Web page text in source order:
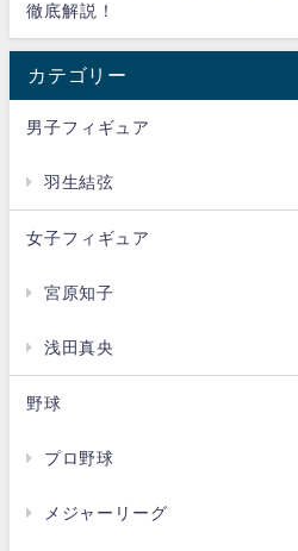
徹底解説！
カテゴリー
男子フィギュア
羽生結弦
女子フィギュア
宮原知子
浅田真央
野球
プロ野球
メジャーリーグ